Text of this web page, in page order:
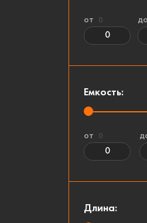
от 0 до
Емкость:
от 0
Длина: